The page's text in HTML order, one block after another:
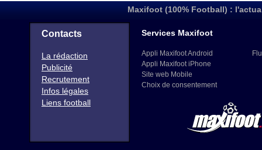
Maxifoot (100% Football) :
Contacts
La rédaction
Publicité
Recrutement
Infos légales
Liens football
Services Maxifoot
Appli Maxifoot Android
Appli Maxifoot iPhone
Site web Mobile
Choix de consentement